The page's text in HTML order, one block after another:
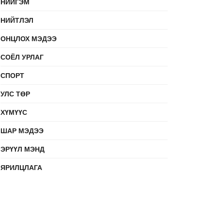
НИЙТЛЭЛ
ОНЦЛОХ МЭДЭЭ
СОЁЛ УРЛАГ
СПОРТ
УЛС ТӨР
ХҮМҮҮС
ШАР МЭДЭЭ
ЭРҮҮЛ МЭНД
ЯРИЛЦЛАГА